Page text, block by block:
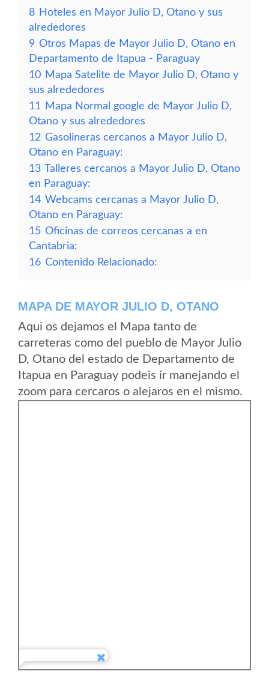
8 Hoteles en Mayor Julio D, Otano y sus
alrededores
9 Otros Mapas de Mayor Julio D, Otano en
Departamento de Itapua - Paraguay
10 Mapa Satelite de Mayor Julio D, Otano y
sus alrededores
11
Mapa Normal google de Mayor Julio D,
Otano y sus alrededores
12 Gasolineras cercanos a Mayor Julio D,
Otano en Paraguay:
13 Talleres cercanos a Mayor Julio D, Otano
en Paraguay:
14 Webcams cercanas a Mayor Julio D,
Otano en Paraguay:
15 Oficinas de correos cercanas a en
Cantabria:
16 Contenido Relacionado:
MAPA DE MAYOR JULIO D, OTANO
Aqui os dejamos el Mapa tanto de
carreteras como del pueblo de Mayor Julio
D, Otano del estado de Departamento de
Itapua en Paraguay podeis ir manejando el
zoom para cercaros o alejaros en el mismo.